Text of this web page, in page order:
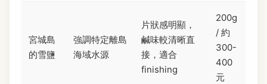
宮城島
的雪鹽
強調特定離島
海域水源
片狀感明顯，
鹹味較清晰直
接，適合
finishing
200g
/ 約
300-
400
元